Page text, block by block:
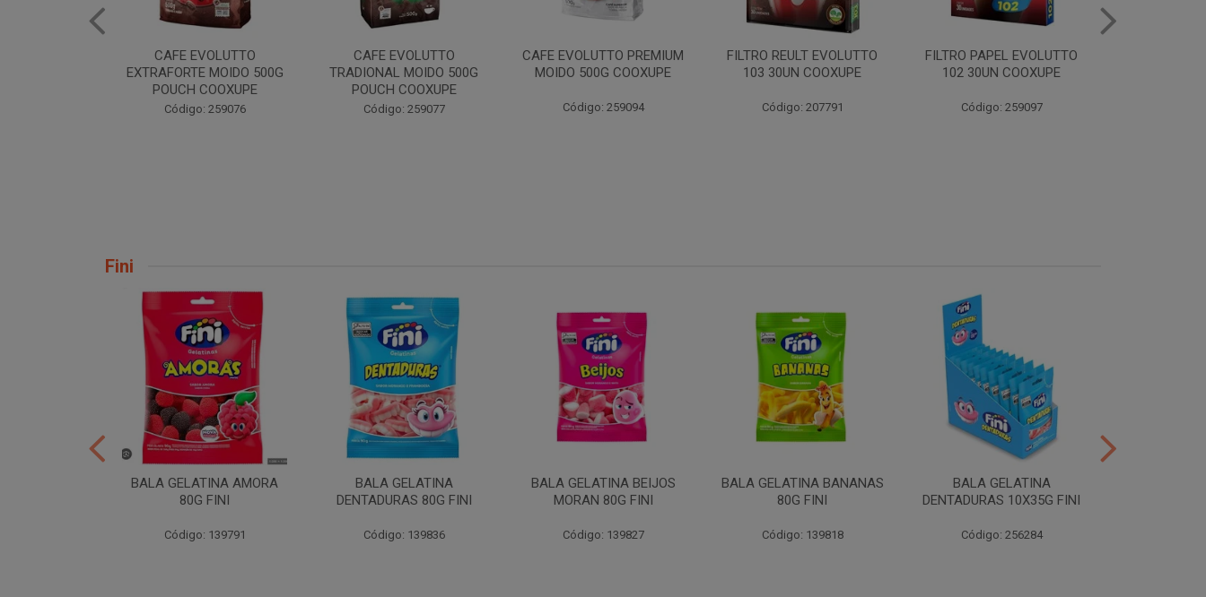
CAFE EVOLUTTO
TRADIONAL MOIDO 500G
POUCH COOXUPE
Código: 259077
CAFE EVOLUTTO PREMIUM
MOIDO 500G COOXUPE
Código: 259094
FILTRO REULT EVOLUTTO
103 30UN COOXUPE
Código: 207791
FILTRO PAPEL EVOLUTTO
102 30UN COOXUPE
Código: 259097
FILTRO PAPEL EVOLUTTO
103 30UN COOXUPE
Código: 259098
Fini
BALA GELATINA AMORA
80G FINI
Código: 139791
BALA GELATINA
DENTADURAS 80G FINI
Código: 139836
BALA GELATINA BEIJOS
MORAN 80G FINI
Código: 139827
BALA GELATINA BANANAS
80G FINI
Código: 139818
BALA GELATINA
DENTADURAS 10X35G FINI
Código: 256284